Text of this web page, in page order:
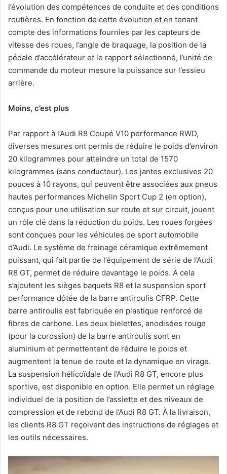
l’évolution des compétences de conduite et des conditions
routières. En fonction de cette évolution et en tenant
compte des informations fournies par les capteurs de
vitesse des roues, l’angle de braquage, la position de la
pédale d’accélérateur et le rapport sélectionné, l’unité de
commande du moteur mesure la puissance sur l’essieu
arrière.
Moins, c’est plus
Par rapport à l’Audi R8 Coupé V10 performance RWD,
diverses mesures ont permis de réduire le poids d’environ
20 kilogrammes pour atteindre un total de 1570
kilogrammes (sans conducteur). Les jantes exclusives 20
pouces à 10 rayons, qui peuvent être associées aux pneus
hautes performances Michelin Sport Cup 2 (en option),
conçus pour une utilisation sur route et sur circuit, jouent
un rôle clé dans la réduction du poids. Les roues forgées
sont conçues pour les véhicules de sport automobile
d’Audi. Le système de freinage céramique extrêmement
puissant, qui fait partie de l’équipement de série de l’Audi
R8 GT, permet de réduire davantage le poids. À cela
s’ajoutent les sièges baquets R8 et la suspension sport
performance dôtée de la barre antiroulis CFRP. Cette
barre antiroulis est fabriquée en plastique renforcé de
fibres de carbone. Les deux bielettes, anodisées rouge
(pour la corossion) de la barre antiroulis sont en
aluminium et permettentent de réduire le poids et
augmentent la tenue de route et la dynamique en virage.
La suspension hélicoïdale de l’Audi R8 GT, encore plus
sportive, est disponible en option. Elle permet un réglage
individuel de la position de l’assiette et des niveaux de
compression et de rebond de l’Audi R8 GT. À la livraison,
les clients R8 GT reçoivent des instructions de réglages et
les outils nécessaires.